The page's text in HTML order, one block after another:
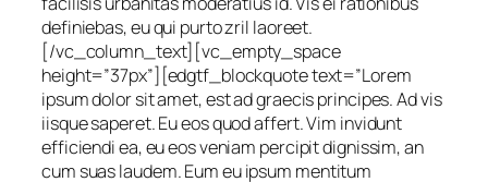
definiebas, eu qui purto zril laoreet.
[/vc_column_text][vc_empty_space
height=”37px”][edgtf_blockquote text=”Lorem
ipsum dolor sit amet, est ad graecis principes. Ad vis
iisque saperet. Eu eos quod affert. Vim invidunt
efficiendi ea, eu eos veniam percipit dignissim, an
cum suas laudem. Eum eu ipsum mentitum